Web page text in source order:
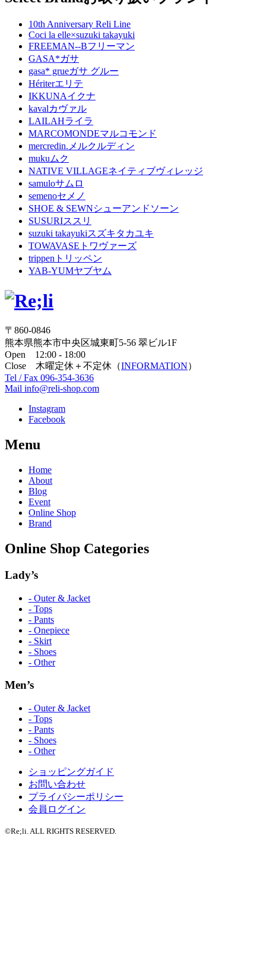
10th Anniversary Reli Line
Coci la elle×suzuki takayuki
FREEMAN--Bフリーマン
GASA*ガサ
gasa* grueガサ グルー
Hériterエリテ
IKKUNAイクナ
kavalカヴァル
LAILAHライラ
MARCOMONDEマルコモンド
mercredin. メルクルディン
muku ムク
NATIVE VILLAGEネイティブヴィレッジ
samuloサムロ
semenoセメノ
SHOE & SEWNシューアンドソーン
SUSURIススリ
suzuki takayukiスズキタカユキ
TOWAVASE トワヴァーズ
trippen トリッペン
YAB-YUMヤブヤム
〒860-0846
熊本県熊本市中央区城東町5-56 翠ビル1F
Open 12:00 - 18:00
Close 木曜定休＋不定休（INFORMATION）
Tel / Fax 096-354-3636
Mail info@reli-shop.com
Instagram
Facebook
Menu
Home
About
Blog
Event
Online Shop
Brand
Online Shop Categories
Lady’s
- Outer & Jacket
- Tops
- Pants
- Onepiece
- Skirt
- Shoes
- Other
Men’s
- Outer & Jacket
- Tops
- Pants
- Shoes
- Other
ショッピングガイド
お問い合わせ
プライバシーポリシー
会員ログイン
©Re;li. ALL RIGHTS RESERVED.